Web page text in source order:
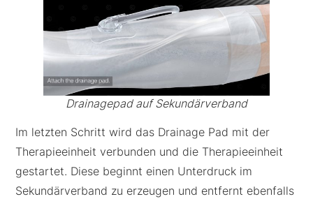
Drainagepad auf Sekundärverband
Im letzten Schritt wird das Drainage Pad mit der
Therapieeinheit verbunden und die Therapieeinheit
gestartet. Diese beginnt einen Unterdruck im
Sekundärverband zu erzeugen und entfernt ebenfalls